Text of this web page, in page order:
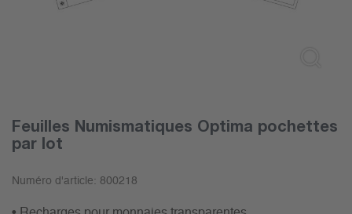
Feuilles Numismatiques Optima pochettes
par lot
Numéro d'article: 800218